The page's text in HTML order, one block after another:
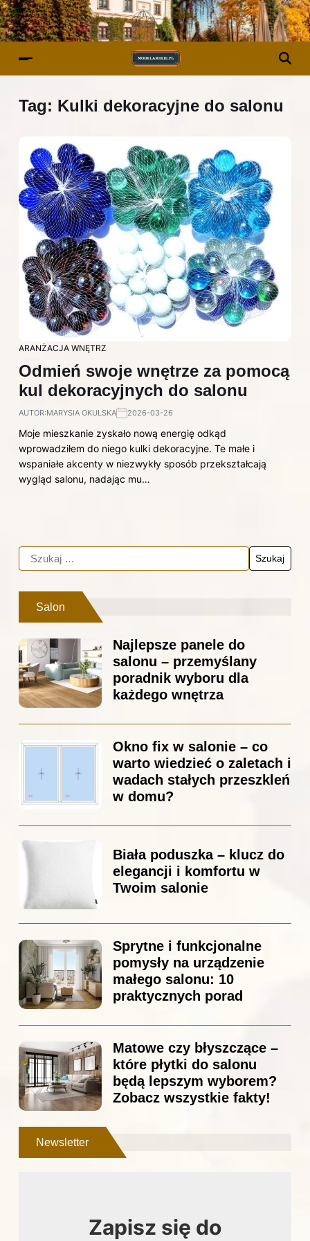
Tag: Kulki dekoracyjne do salonu
ARANŻACJA WNĘTRZ
Odmień swoje wnętrze za pomocą
kul dekoracyjnych do salonu
AUTOR:MARYSIA OKULSKA 2026-03-26
Moje mieszkanie zyskało nową energię odkąd
wprowadziłem do niego kulki dekoracyjne. Te małe i
wspaniałe akcenty w niezwykły sposób przekształcają
wygląd salonu, nadając mu…
Salon
Najlepsze panele do
salonu – przemyślany
poradnik wyboru dla
każdego wnętrza
Okno fix w salonie – co
warto wiedzieć o zaletach i
wadach stałych przeszkleń
w domu?
Biała poduszka – klucz do
elegancji i komfortu w
Twoim salonie
Sprytne i funkcjonalne
pomysły na urządzenie
małego salonu: 10
praktycznych porad
Matowe czy błyszczące –
które płytki do salonu
będą lepszym wyborem?
Zobacz wszystkie fakty!
Newsletter
Zapisz się do